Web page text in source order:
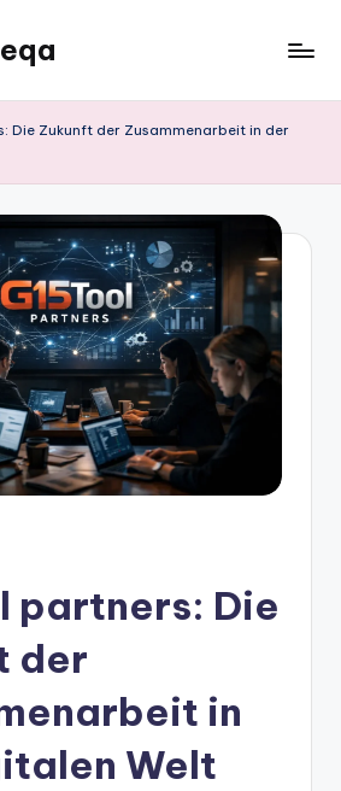
Die Zukunft der Zusammenarbeit in der
partners: Die
der
in
Welt